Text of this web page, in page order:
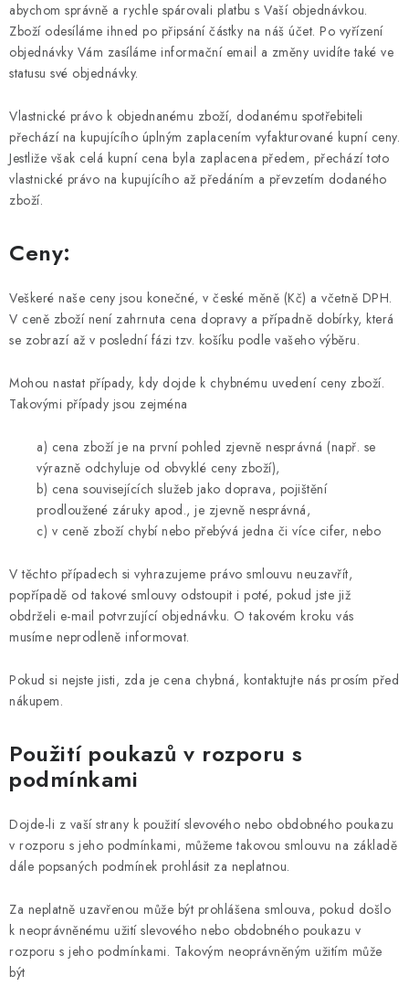
abychom správně a rychle spárovali platbu s Vaší objednávkou.
Zboží odesíláme ihned po připsání částky na náš účet. Po vyřízení
objednávky Vám zasíláme informační email a změny uvidíte také ve
statusu své objednávky.
Vlastnické právo k objednanému zboží, dodanému spotřebiteli
přechází na kupujícího úplným zaplacením vyfakturované kupní ceny.
Jestliže však celá kupní cena byla zaplacena předem, přechází toto
vlastnické právo na kupujícího až předáním a převzetím dodaného
zboží.
Ceny:
Veškeré naše ceny jsou konečné, v české měně (Kč) a včetně DPH.
V ceně zboží není zahrnuta cena dopravy a případně dobírky, která
se zobrazí až v poslední fázi tzv. košíku podle vašeho výběru.
Mohou nastat případy, kdy dojde k chybnému uvedení ceny zboží.
Takovými případy jsou zejména
a) cena zboží je na první pohled zjevně nesprávná (např. se
výrazně odchyluje od obvyklé ceny zboží),
b) cena souvisejících služeb jako doprava, pojištění
prodloužené záruky apod., je zjevně nesprávná,
c) v ceně zboží chybí nebo přebývá jedna či více cifer, nebo
V těchto případech si vyhrazujeme právo smlouvu neuzavřít,
popřípadě od takové smlouvy odstoupit i poté, pokud jste již
obdrželi e-mail potvrzující objednávku. O takovém kroku vás
musíme neprodleně informovat.
Pokud si nejste jisti, zda je cena chybná, kontaktujte nás prosím před
nákupem.
Použití poukazů v rozporu s
podmínkami
Dojde-li z vaší strany k použití slevového nebo obdobného poukazu
v rozporu s jeho podmínkami, můžeme takovou smlouvu na základě
dále popsaných podmínek prohlásit za neplatnou.
Za neplatně uzavřenou může být prohlášena smlouva, pokud došlo
k neoprávněnému užití slevového nebo obdobného poukazu v
rozporu s jeho podmínkami. Takovým neoprávněným užitím může
být